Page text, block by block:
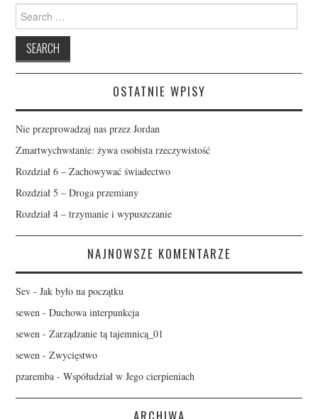
Search
for:
OSTATNIE WPISY
Nie przeprowadzaj nas przez Jordan
Zmartwychwstanie: żywa osobista rzeczywistość
Rozdział 6 – Zachowywać świadectwo
Rozdział 5 – Droga przemiany
Rozdział 4 – trzymanie i wypuszczanie
NAJNOWSZE KOMENTARZE
Sev -Jak było na początku
sewen -Duchowa interpunkcja
sewen -Zarządzanie tą tajemnicą_01
sewen -Zwycięstwo
pzaremba -Współudział w Jego cierpieniach